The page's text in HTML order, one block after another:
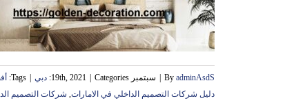
By adminAsdS سبتمبر 19th, 2021 Categories: دبي Tags:
دليل شركات التصميم الداخلي في الامارات, شركات التصميم